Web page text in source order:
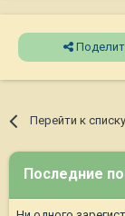
Перейти к
Последние